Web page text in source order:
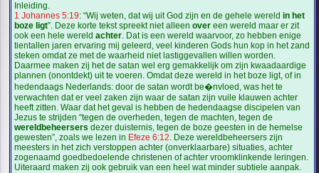
Inleiding.
1 Johannes 5:19: “Wij weten, dat wij uit God zijn en de gehele wereldin het
boze ligt”. Deze korte tekst spreekt niet alleenover een wereld maar er zit
ook een hele wereldachter. Dat is een wereld waarvoor, zo hebben enige
tientallen jaren ervaring mij geleerd, veel kinderen Gods hun kop in het zand
steken omdat ze met de waarheid niet lastiggevallen willen worden.
Daarmee maken zij het de satan wel erg gemakkelijk om zijn kwaadaardige
plannen (onontdekt) uit te voeren. Omdat deze wereld in het boze ligt, of in
hedendaags Nederlands: door de satan wordt be�nvloed, was het te
verwachten dat er veel zaken zijn waar de satan zijn vuile klauwen achter
heeft zitten. Waar dat het geval is hebben de hedendaagse discipelen van
Jezus te strijden “tegen de overheden, tegen de machten, tegen de
wereldbeheersers dezer duisternis, tegen de boze geesten in de hemelse
gewesten”, zoals we lezen in Efeze 6:12. Deze wereldbeheersers zijn
meesters in het zich verstoppen achter (onverklaarbare) situaties, achter
zogenaamd goedbedoelende christenen of achter vroomklinkende leringen.
Uiteraard maken zij ook gebruik van een heel wat minder subtiele aanpak.